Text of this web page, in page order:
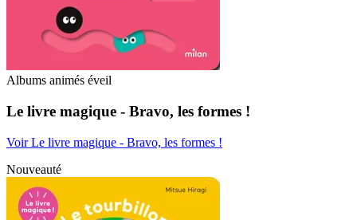
Albums animés éveil
Le livre magique - Bravo, les formes !
Voir Le livre magique - Bravo, les formes !
Nouveauté